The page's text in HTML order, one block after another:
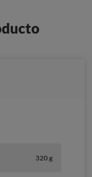
320 g